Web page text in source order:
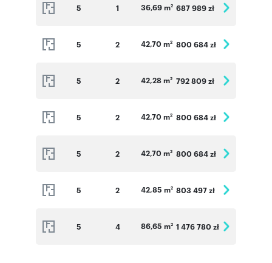
5 1 36,69 m2 687 989 zł
5 2 42,70 m2 800 684 zł
5 2 42,28 m2 792 809 zł
5 2 42,70 m2 800 684 zł
5 2 42,70 m2 800 684 zł
5 2 42,85 m2 803 497 zł
5 4 86,65 m2 1 476 780 zł